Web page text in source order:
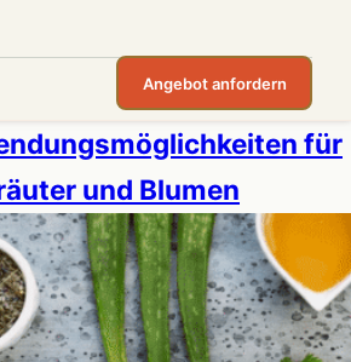
Angebot anfordern
für
und Blumen